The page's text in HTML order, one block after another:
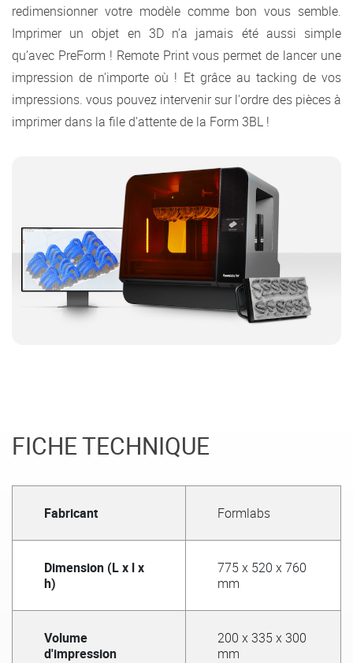
redimensionner votre modèle comme bon vous semble.
Imprimer un objet en 3D n’a jamais été aussi simple
qu’avec PreForm ! Remote Print vous permet de lancer une
impression de n'importe où ! Et grâce au tacking de vos
impressions. vous pouvez intervenir sur l'ordre des pièces à
imprimer dans la file d'attente de la Form 3BL !
FICHE TECHNIQUE
Fabricant Formlabs
Dimension (L x l x
h)
775 x 520 x 760
mm
Volume
d'impression
200 x 335 x 300
mm